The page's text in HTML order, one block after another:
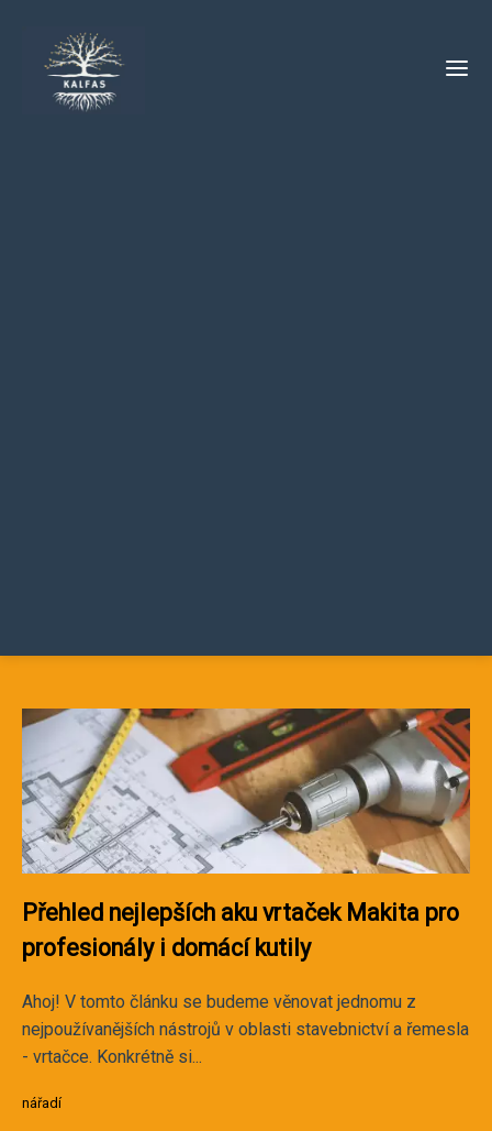
Přehled nejlepších aku vrtaček Makita pro
profesionály i domácí kutily
Ahoj! V tomto článku se budeme věnovat jednomu z
nejpoužívanějších nástrojů v oblasti stavebnictví a řemesla
- vrtačce. Konkrétně si...
nářadí